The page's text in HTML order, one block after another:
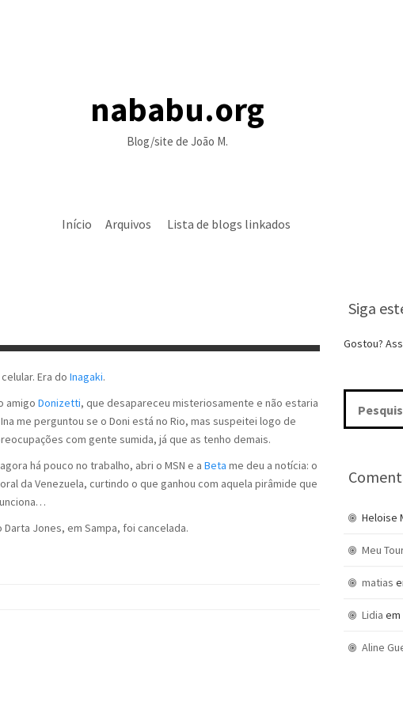
nababu.org
Blog/site de João M.
Início Arquivos Lista de blogs linkados
Era do Inagaki.
amigo Donizetti, que desapareceu misteriosamente e não estaria
me perguntou se o Doni está no Rio, mas suspeitei logo de
com gente sumida, já que as tenho demais.
há pouco no trabalho, abri o MSN e a Beta me deu a notícia: o
da Venezuela, curtindo o que ganhou com aquela pirâmide que
Jones, em Sampa, foi cancelada.
Siga
Gostou?
Pesquisar
por:
Heloise
Meu
matias
Lidia em
Aline